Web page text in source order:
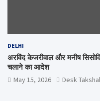
DELHI
अरविंद केजरीवाल और मनीष
चलाने का आदेश
May 15, 2026 Desk